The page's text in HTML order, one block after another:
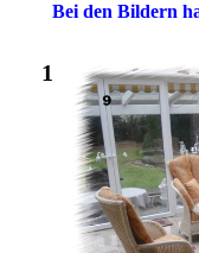
Bei den Bildern
1